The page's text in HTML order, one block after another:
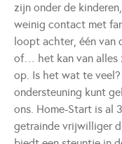
zijn onder de
weinig contact met
loopt achter, één van
of… het kan van alles
op. Is het wat te
ondersteuning kunt
ons. Home-Start is al
getrainde vrijwilliger